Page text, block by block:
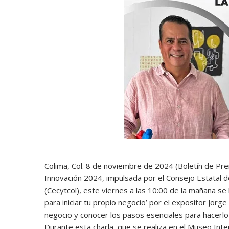
Colima, Col. 8 de noviembre de 2024 (Boletín de
Innovación 2024, impulsada por el Consejo Estatal
(Cecytcol), este viernes a las 10:00 de la mañana
para iniciar tu propio negocio’ por el expositor
negocio y conocer los pasos esenciales para
Durante esta charla, que se realiza en el Museo